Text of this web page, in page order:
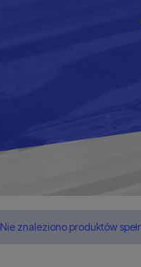
Nie znaleziono produktów